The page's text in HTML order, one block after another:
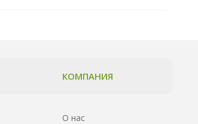
КОМПАНИЯ
О нас